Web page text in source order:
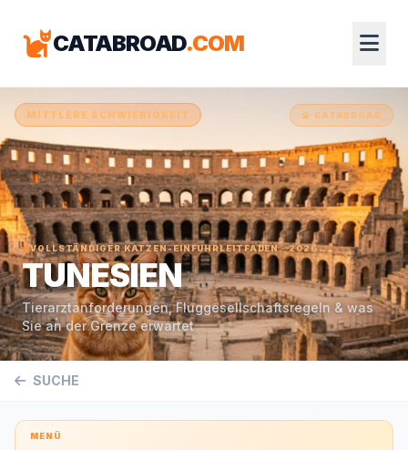
CATABROAD.COM
MITTLERE SCHWIERIGKEIT CATABROAD
VOLLSTÄNDIGER KATZEN-EINFUHRLEITFADEN · 2026
TUNESIEN
Tierarztanforderungen, Fluggesellschaftsregeln & was
Sie an der Grenze erwartet
SUCHE
MENÜ